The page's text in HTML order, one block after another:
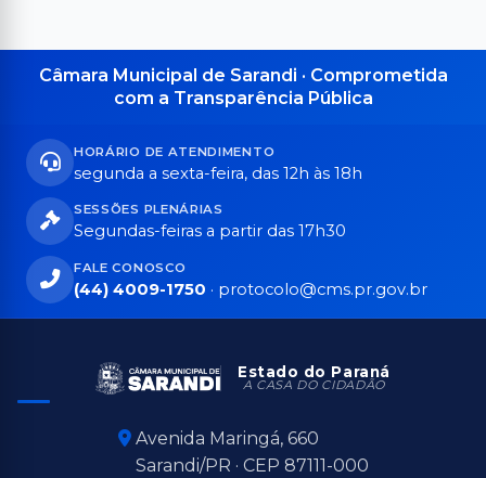
Câmara Municipal de Sarandi · Comprometida
com a Transparência Pública
HORÁRIO DE ATENDIMENTO
segunda a sexta-feira, das 12h às 18h
SESSÕES PLENÁRIAS
Segundas-feiras a partir das 17h30
FALE CONOSCO
(44) 4009-1750 · protocolo@cms.pr.gov.br
Estado do Paraná
A CASA DO CIDADÃO
Avenida Maringá, 660
Sarandi/PR · CEP 87111-000